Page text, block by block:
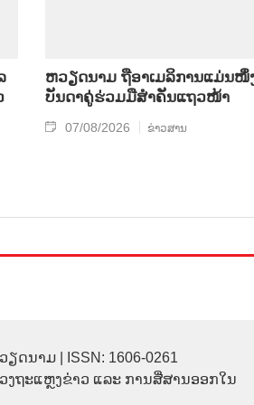
ຫ​ວຽດ​ນາມ ຖື​ອາ​ເມ​ລິ​ການ​ແມ່ນ​ໜຶ່
ບັນ​ດາ​ຄູ່​ຮ່ວມ​ມື​ສຳ​ຄັນ​ແຖວ​ໜ້າ
07/08/2026 ຂ່າວສານ
ດນາມ | ISSN: 1606-0261
ງຖະແຫຼງຂ່າວ ແລະ ການສື່ສານອອກໃນ